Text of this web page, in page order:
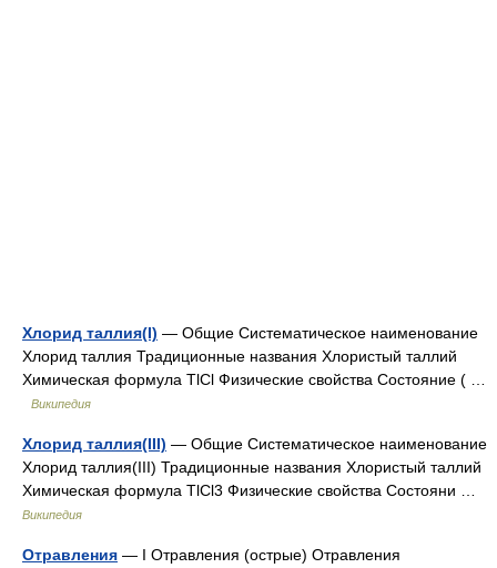
Хлорид таллия(I) — Общие Систематическое наименование
Хлорид таллия Традиционные названия Хлористый таллий
Химическая формула TlCl Физические свойства Состояние ( …
Википедия
Хлорид таллия(III) — Общие Систематическое наименование
Хлорид таллия(III) Традиционные названия Хлористый таллий
Химическая формула TlCl3 Физические свойства Состояни …
Википедия
Отравления — I Отравления (острые) Отравления